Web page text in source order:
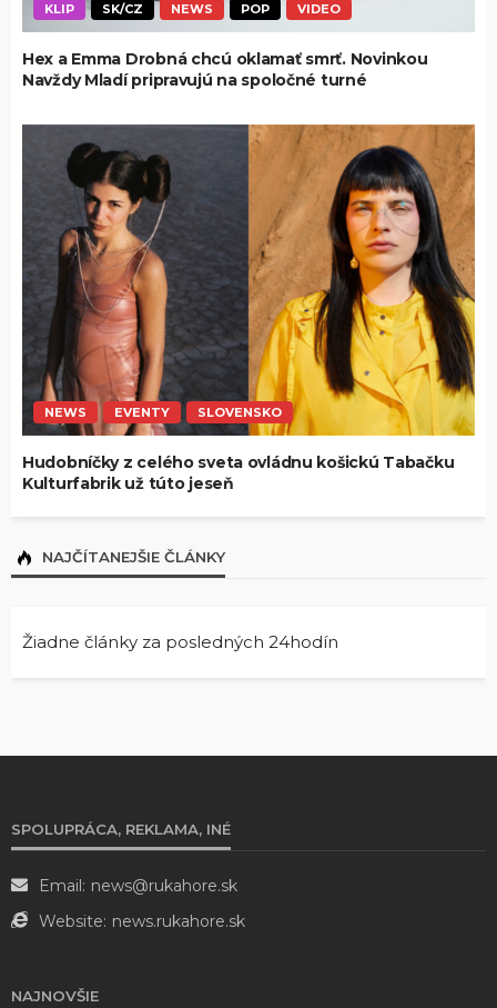
KLIP SK/CZ NEWS POP VIDEO
Hex a Emma Drobná chcú oklamať smrť. Novinkou
Navždy Mladí pripravujú na spoločné turné
NEWS EVENTY SLOVENSKO
Hudobníčky z celého sveta ovládnu košickú Tabačku
Kulturfabrik už túto jeseň
NAJČÍTANEJŠIE ČLÁNKY
Žiadne články za posledných 24hodín
SPOLUPRÁCA, REKLAMA, INÉ
Email: news@rukahore.sk
Website: news.rukahore.sk
NAJNOVŠIE